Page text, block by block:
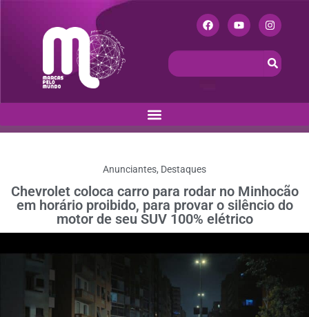
Anunciantes, Destaques
Chevrolet coloca carro para rodar no Minhocão
em horário proibido, para provar o silêncio do
motor de seu SUV 100% elétrico